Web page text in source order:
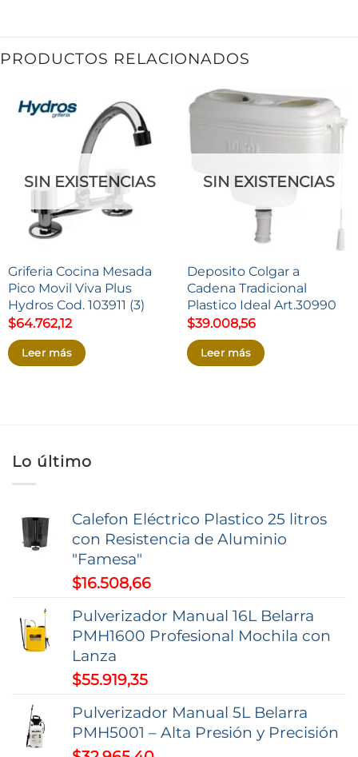
PRODUCTOS RELACIONADOS
SIN EXISTENCIAS
Griferia Cocina Mesada
Pico Movil Viva Plus
Hydros Cod. 103911 (3)
$64.762,12
Leer más
SIN EXISTENCIAS
Deposito Colgar a
Cadena Tradicional
Plastico Ideal Art.30990
$39.008,56
Leer más
Lo último
Calefon Eléctrico Plastico 25 litros
con Resistencia de Aluminio
"Famesa"
$16.508,66
Pulverizador Manual 16L Belarra
PMH1600 Profesional Mochila con
Lanza
$55.919,35
Pulverizador Manual 5L Belarra
PMH5001 – Alta Presión y Precisión